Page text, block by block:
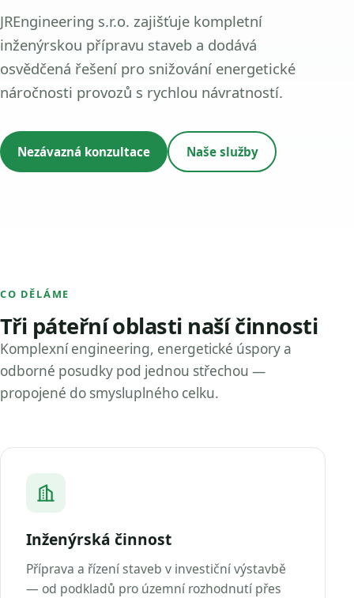
JREngineering s.r.o. zajišťuje kompletní
inženýrskou přípravu staveb a dodává
osvědčená řešení pro snižování energetické
náročnosti provozů s rychlou návratností.
Nezávazná konzultace Naše služby
CO DĚLÁME
Tři páteřní oblasti naší činnosti
Komplexní engineering, energetické úspory a
odborné posudky pod jednou střechou —
propojené do smysluplného celku.
Inženýrská činnost
Příprava a řízení staveb v investiční výstavbě
— od podkladů pro územní rozhodnutí přes